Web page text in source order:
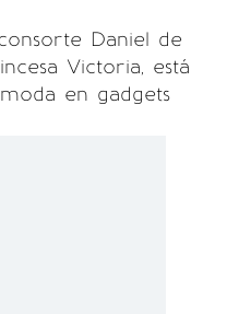
Daniel de
Victoria, está
en gadgets